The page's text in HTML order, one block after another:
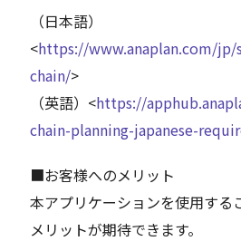
（日本語）
<https://www.anaplan.com/
chain/>
（英語）<https://
chain-planning-japanese-
■お客様へのメリット
本アプリケーションを使用する
メリットが期待できます。